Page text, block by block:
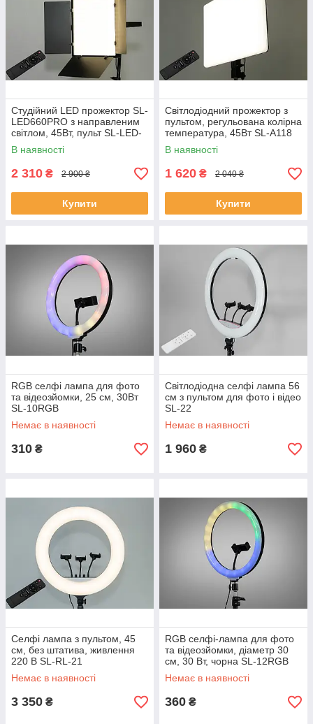
Студійний LED прожектор SL-
LED660PRO з направленим
світлом, 45Вт, пульт SL-LED-
660PRO
В наявності
2 310 ₴ 2 900 ₴
Купити
Світлодіодний прожектор з
пультом, регульована колірна
температура, 45Вт SL-A118
В наявності
1 620 ₴ 2 040 ₴
Купити
RGB селфі лампа для фото
та відеозйомки, 25 см, 30Вт
SL-10RGB
Немає в наявності
310 ₴
Світлодіодна селфі лампа 56
см з пультом для фото і відео
SL-22
Немає в наявності
1 960 ₴
Селфі лампа з пультом, 45
см, без штатива, живлення
220 В SL-RL-21
Немає в наявності
3 350 ₴
RGB селфі-лампа для фото
та відеозйомки, діаметр 30
см, 30 Вт, чорна SL-12RGB
Немає в наявності
360 ₴